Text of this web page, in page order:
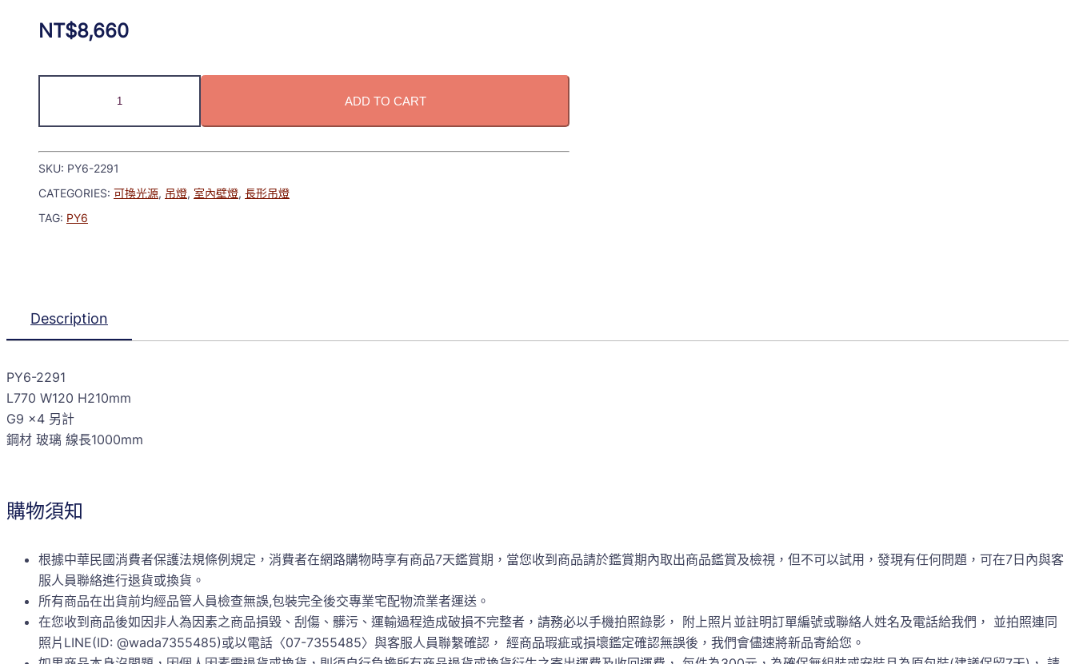
NT$8,660
ADD TO CART
SKU: PY6-2291
CATEGORIES: 可換光源, 吊燈, 室內壁燈, 長形吊燈
TAG: PY6
Description
PY6-2291
L770 W120 H210mm
G9 x4 另計
鋼材 玻璃 線長1000mm
購物須知
根據中華民國消費者保護法規條例規定，消費者在網路購物時享有商品7天鑑賞期，當您收到商品請於鑑賞期內取出商品鑑賞及檢視，但不可以試用，發現有任何問題，可在7日內與客
服人員聯絡進行退貨或換貨。
所有商品在出貨前均經品管人員檢查無誤,包裝完全後交專業宅配物流業者運送。
在您收到商品後如因非人為因素之商品損毀、刮傷、髒污、運輸過程造成破損不完整者，請務必以手機拍照錄影， 附上照片並註明訂單編號或聯絡人姓名及電話給我們， 並拍照連同
照片LINE(ID: @wada7355485)或以電話〈07-7355485〉與客服人員聯繫確認， 經商品瑕疵或損壞鑑定確認無誤後，我們會儘速將新品寄給您。